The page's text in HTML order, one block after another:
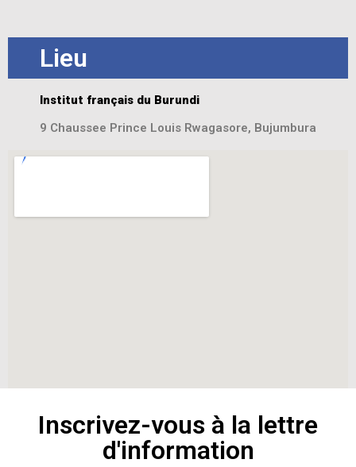
Lieu
Institut français du Burundi
9 Chaussee Prince Louis Rwagasore, Bujumbura
Inscrivez-vous à la lettre
d'information